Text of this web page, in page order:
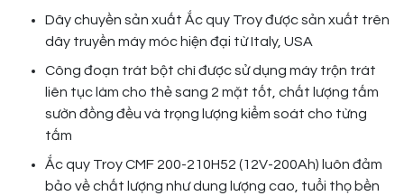
Dây chuyền sản xuất Ắc quy Troy được sản xuất trên
dây truyền máy móc hiện đại từ Italy, USA
Công đoạn trát bột chì được sử dụng máy trộn trát
liên tục làm cho thẻ sang 2 mặt tốt, chất lượng tấm
sườn đồng đều và trọng lượng kiểm soát cho từng
tấm
Ắc quy Troy CMF 200-210H52 (12V-200Ah) luôn đảm
bảo về chất lượng như dung lượng cao, tuổi thọ bền